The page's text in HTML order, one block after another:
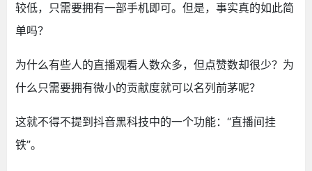
较低，只需要拥有一部手机即可。但是，事实真的如此简
单吗？
为什么有些人的直播观看人数众多，但点赞数却很少？为
什么只需要拥有微小的贡献度就可以名列前茅呢？
这就不得不提到抖音黑科技中的一个功能：“直播间挂
铁”。